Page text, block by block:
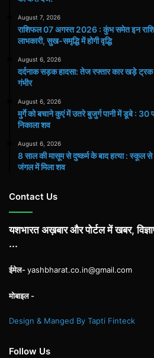
August 7, 2026
राशिफल 07 अगस्त 2026 : कुंभ समेत इन
लाभकारी, सुख-समृद्धि में होगी वृद्धि
August 6, 2026
दर्दनाक सड़क हादसा: तेज रफ्तार कार खड़े
गंभीर
August 6, 2026
मुर्गे को बचाने कुएं में उतरे बुजुर्ग पानी में डूबे :
निकाला शव
August 6, 2026
8 साल की मासूम से दुष्कर्म के बाद हत्या : स्कूल से
जंगल में मिला शव
Contact Us
यशभारत अख़बार और पोर्टल में खबर,
...
ईमेल-yashbharat.co.in@gmail.com
मोबाइल -
Design & Manged By Tapti Finteck
Follow Us